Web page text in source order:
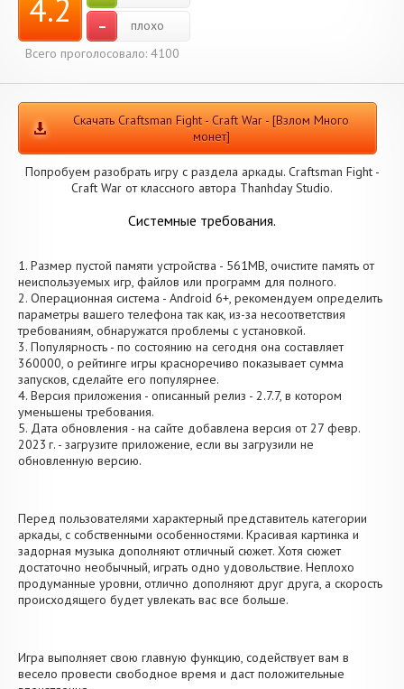
4.2 -
плохо
Всего проголосовало: 4100
Скачать Craftsman Fight - Craft War - [Взлом Много
монет]
Попробуем разобрать игру с раздела аркады. Craftsman Fight -
Craft War от классного автора Thanhday Studio.
Системные требования.
1. Размер пустой памяти устройства - 561MB, очистите память от
неиспользуемых игр, файлов или программ для полного.
2. Операционная система - Android 6+, рекомендуем определить
параметры вашего телефона так как, из-за несоответствия
требованиям, обнаружатся проблемы с установкой.
3. Популярность - по состоянию на сегодня она составляет
360000, о рейтинге игры красноречиво показывает сумма
запусков, сделайте его популярнее.
4. Версия приложения - описанный релиз - 2.7.7, в котором
уменьшены требования.
5. Дата обновления - на сайте добавлена версия от 27 февр.
2023 г. - загрузите приложение, если вы загрузили не
обновленную версию.
Перед пользователями характерный представитель категории
аркады, с собственными особенностями. Красивая картинка и
задорная музыка дополняют отличный сюжет. Хотя сюжет
достаточно необычный, играть одно удовольствие. Неплохо
продуманные уровни, отлично дополняют друг друга, а скорость
происходящего будет увлекать вас все больше.
Игра выполняет свою главную функцию, содействует вам в
весело провести свободное время и даст положительные